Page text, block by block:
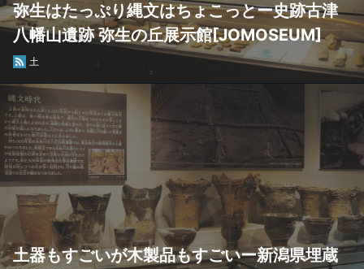
弥生はたっぷり縄文はちょこっとー史跡古津
八幡山遺跡 弥生の丘展示館[JOMOSEUM]
土
土器もすごいが木製品もすごいー新潟県埋蔵